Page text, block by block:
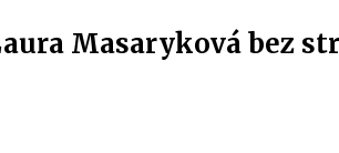
Masaryková bez